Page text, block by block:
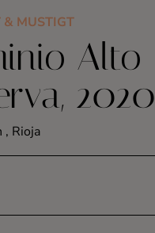
& MUSTIGT
Alto
2020
, Rioja